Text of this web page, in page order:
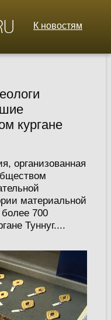
К новостям
кургане
организованная
материальной
700
Туннуг....